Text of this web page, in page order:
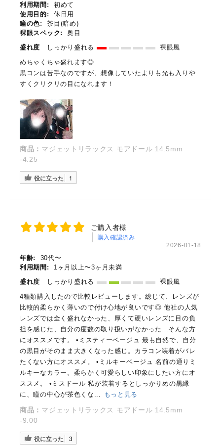
利用期間:
初めて
使用目的:
休日用
瞳の色:
茶目(暗め)
裸眼スペック:
奥目
盛れ度
しっかり盛れる
裸眼風
めちゃくちゃ盛れます◎
黒コンは苦手なのですが、想像していたよりも光も入りや
すくクリクリの目になれます！
商品： マジェットリラックス モアドール 14.5mm
-4.25
役に立った 1
ご購入者様
購入確認済み
2026-01-18
年齢:
30代〜
利用期間:
1ヶ月以上〜3ヶ月未満
盛れ度
しっかり盛れる
裸眼風
4種類購入したので比較レビューします。総じて、レンズが
比較的柔らかく薄いので付け心地が良いです◎ 他社の人気
レンズでは全く盛れなかった、厚くて硬いレンズに目の負
担を感じた、自分の度数の取り扱いがなかった…そんな方
にオススメです。 •ミスティーベージュ 最も自然で、自分
の黒目がそのまま大きくなった感じ。カラコン装着がバレ
たくない方にオススメ。 •ミルキーベージュ 名前の通りミ
ルキーなカラー。柔らかく可愛らしい印象にしたい方にオ
ススメ。 •ミスドール 私が装着するとしっかりめの黒縁
に、瞳の中心が茶色くな...
もっと見る
商品： マジェットリラックス モアドール 14.5mm
-9.00
役に立った 3